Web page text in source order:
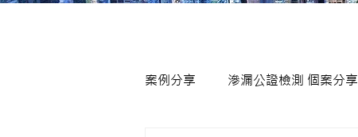
案例分享 滲漏公證檢測 個案分享